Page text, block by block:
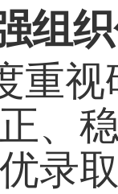
组
重视
、
录